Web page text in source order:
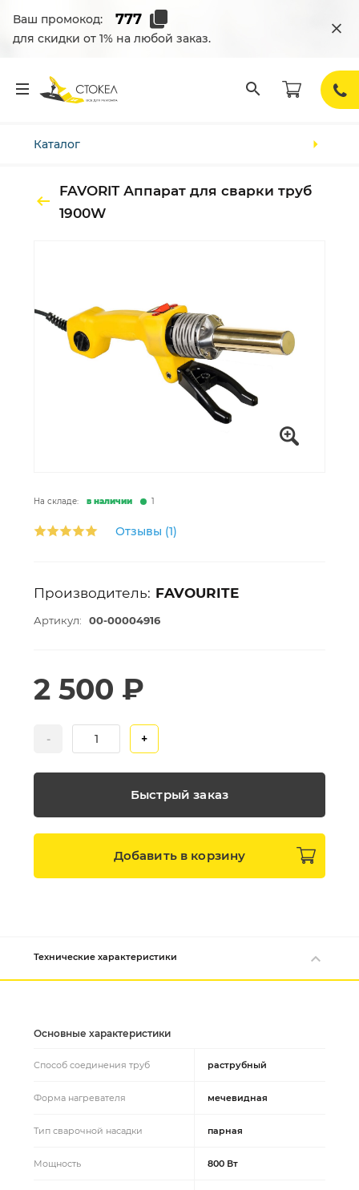
Ваш промокод:
для скидки от 1% на любой заказ.
Каталог
FAVORIT Аппарат для сварки труб
1900W
На складе: в наличии 1
Отзывы (1)
Производитель: FAVOURITE
Артикул: 00-00004916
- +
2 500 ₽
Быстрый заказ
Добавить в корзину
Технические характеристики
Основные характеристики
Способ соединения труб раструбный
Форма нагревателя мечевидная
Тип сварочной насадки парная
Мощность 800 Вт